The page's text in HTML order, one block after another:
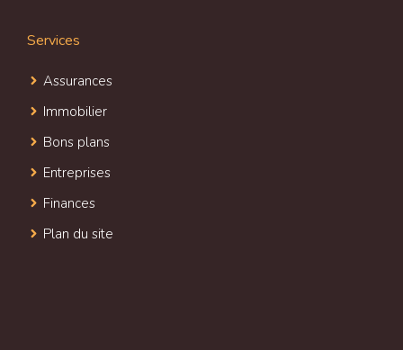
Services
Assurances
Immobilier
Bons plans
Entreprises
Finances
Plan du site